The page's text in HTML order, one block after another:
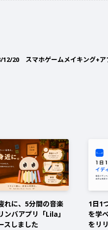
12/20 スマホゲームメイキング+
れに、5分間の音楽
ンバアプリ「Lila」
スしました
1日1
を学
をリ